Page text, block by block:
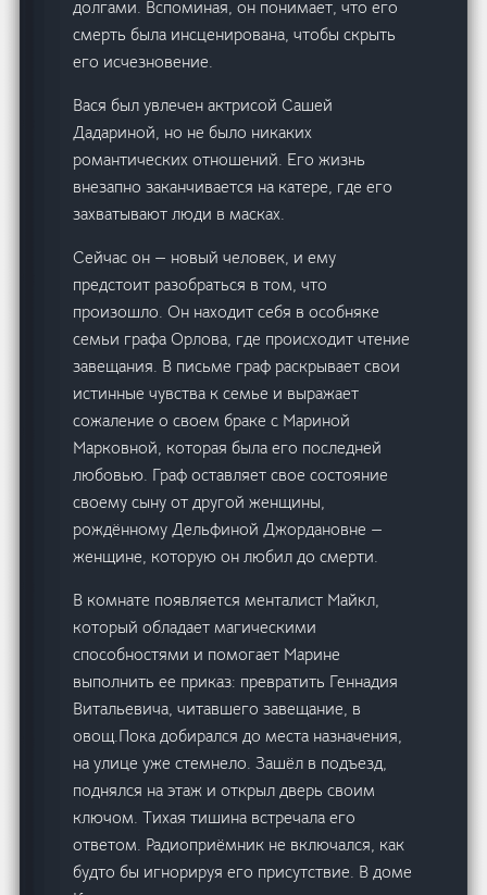
долгами. Вспоминая, он понимает, что его
смерть была инсценирована, чтобы скрыть
его исчезновение.
Вася был увлечен актрисой Сашей
Дадариной, но не было никаких
романтических отношений. Его жизнь
внезапно заканчивается на катере, где его
захватывают люди в масках.
Сейчас он — новый человек, и ему
предстоит разобраться в том, что
произошло. Он находит себя в особняке
семьи графа Орлова, где происходит чтение
завещания. В письме граф раскрывает свои
истинные чувства к семье и выражает
сожаление о своем браке с Мариной
Марковной, которая была его последней
любовью. Граф оставляет свое состояние
своему сыну от другой женщины,
рождённому Дельфиной Джордановне —
женщине, которую он любил до смерти.
В комнате появляется менталист Майкл,
который обладает магическими
способностями и помогает Марине
выполнить ее приказ: превратить Геннадия
Витальевича, читавшего завещание, в
овощ.Пока добирался до места назначения,
на улице уже стемнело. Зашёл в подъезд,
поднялся на этаж и открыл дверь своим
ключом. Тихая тишина встречала его
ответом. Радиоприёмник не включался, как
будто бы игнорируя его присутствие. В доме